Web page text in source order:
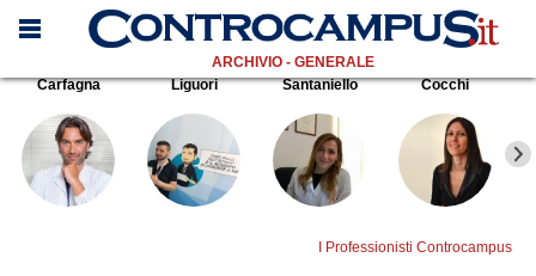
ARCHIVIO - GENERALE
Carfagna
Liguori Santaniello Cocchi
I Professionisti Controcampus